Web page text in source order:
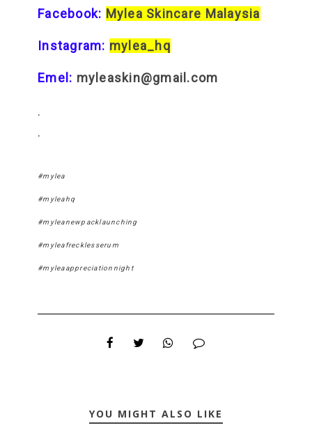
Facebook: Mylea Skincare Malaysia
Instagram: mylea_hq
Emel: myleaskin@gmail.com
.
.
#mylea
#myleahq
#myleanewpacklaunching
#myleafrecklesserum
#myleaappreciationnight
YOU MIGHT ALSO LIKE